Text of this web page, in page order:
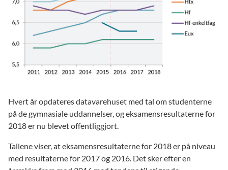
Hvert år opdateres datavarehuset med tal om studenterne
på de gymnasiale uddannelser, og eksamensresultaterne for
2018 er nu blevet offentliggjort.
Tallene viser, at eksamensresultaterne for 2018 er på niveau
med resultaterne for 2017 og 2016. Det sker efter en